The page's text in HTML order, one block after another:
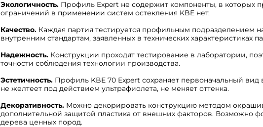
Экологичность. Профиль Expert не содержит компоненты, в которых
ограничений в применении систем остекления KBE нет.
Качество. Каждая партия тестируется профильным подразделением
внутренним стандартам, заявленных в технических характеристиках
Надежность. Конструкции проходят тестирование в лаборатории,
точности соблюдения технологии производства.
Эстетичность. Профиль KBE 70 Expert сохраняет первоначальный
не желтеет под действием ультрафиолета, не меняет оттенка.
Декоративность. Можно декорировать конструкцию методом
дополнительной защитой пластика от внешних факторов. Возможно
дерева ценных пород.